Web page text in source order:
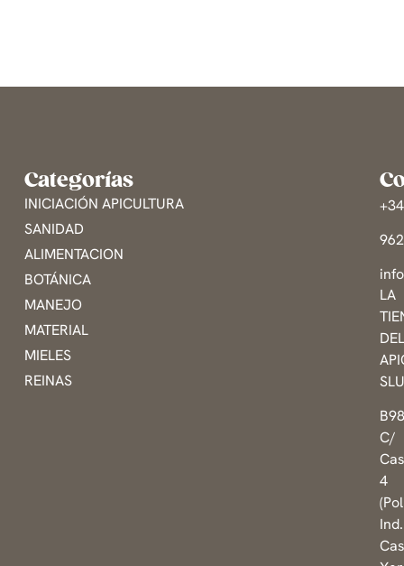
Categorías
INICIACIÓN APICULTURA
SANIDAD
ALIMENTACION
BOTÁNICA
MANEJO
MATERIAL
MIELES
REINAS
LA
C/
4
Ind.